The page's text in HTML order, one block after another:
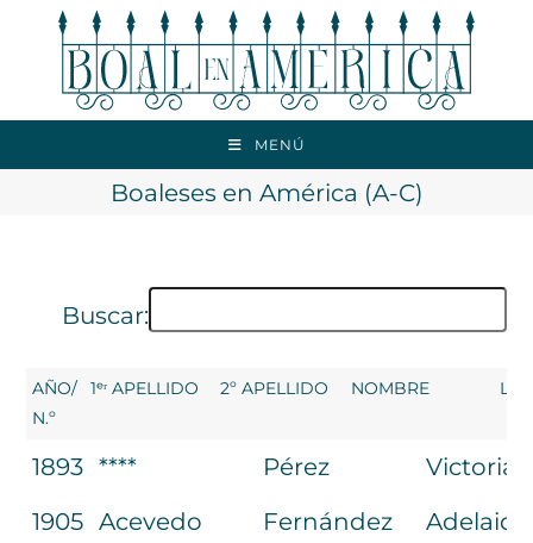
contenido
MENÚ
Boaleses en América (A-C)
Buscar:
AÑO/
N.º
1ᵉʳ APELLIDO 2º APELLIDO NOMBRE
AÑO/
N.º
1ᵉʳ APELLIDO 2º APELLIDO NOMBRE
1893 **** Pérez
1905 Acevedo Fernández
Adelaida